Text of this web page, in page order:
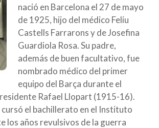
nació en Barcelona el 27 de mayo
de 1925, hijo del médico Feliu
Castells Farrarons y de Josefina
Guardiola Rosa. Su padre,
además de buen facultativo, fue
nombrado médico del primer
equipo del Barça durante el
Rafael Llopart (1915-16).
cursó el bachillerato en el Instituto
los años revulsivos de la guerra